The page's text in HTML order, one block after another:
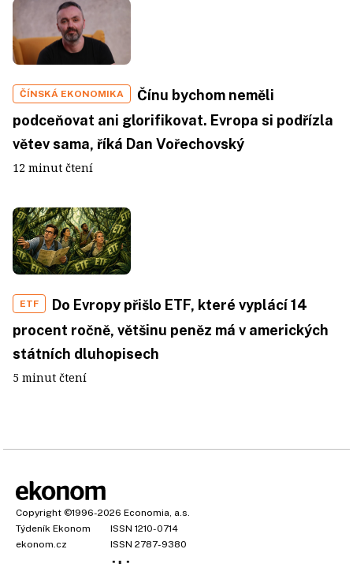
ČÍNSKÁ EKONOMIKA
Čínu bychom neměli
podceňovat ani glorifikovat. Evropa si podřízla
větev sama, říká Dan Vořechovský
12 minut čtení
ETF
Do Evropy přišlo ETF, které vyplácí 14
procent ročně, většinu peněz má v amerických
státních dluhopisech
5 minut čtení
Copyright ©1996-2026 Economia, a.s.
Týdeník Ekonom
ISSN 1210-0714
ekonom.cz
ISSN 2787-9380